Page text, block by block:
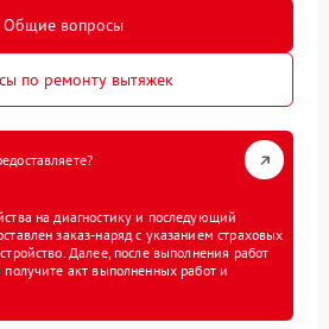
Общие вопросы
по ремонту вытяжек
на диагностику и последующий
заказ-наряд с указанием страховых
Далее, после выполнения работ
акт выполненных работ и